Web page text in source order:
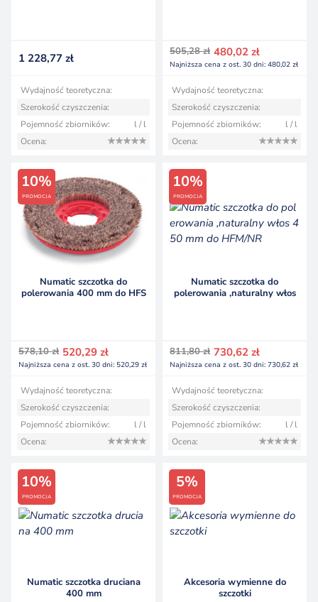
1 228,77 zł
Wydajność teoretyczna:
Szerokość czyszczenia:
Pojemność zbiorników:
l / l
Ocena:
505,28zł
Pierwotna
cena
505,28 zł.
480,02 zł
Aktualna
cena
480,02 zł.
Najniższa cena z ost. 30 dni: 480,02 zł
Wydajność teoretyczna:
Szerokość czyszczenia:
Pojemność zbiorników:
l / l
Ocena:
10%
PROMOCJA
Numatic szczotka do
polerowania 400 mm do HFS
578,10zł
Pierwotna
cena
578,10 zł.
520,29 zł
Aktualna
cena
520,29 zł.
Najniższa cena z ost. 30 dni: 520,29 zł
Wydajność teoretyczna:
Szerokość czyszczenia:
Pojemność zbiorników:
l / l
Ocena:
10%
PROMOCJA
Numatic szczotka do
polerowania ,naturalny włos
811,80zł
Pierwotna
cena
811,80 zł.
730,62 zł
Aktualna
cena
730,62 zł.
Najniższa cena z ost. 30 dni: 730,62 zł
Wydajność teoretyczna:
Szerokość czyszczenia:
Pojemność zbiorników:
l / l
Ocena:
10%
PROMOCJA
Numatic szczotka druciana
400 mm
5%
PROMOCJA
Akcesoria wymienne do
szczotki